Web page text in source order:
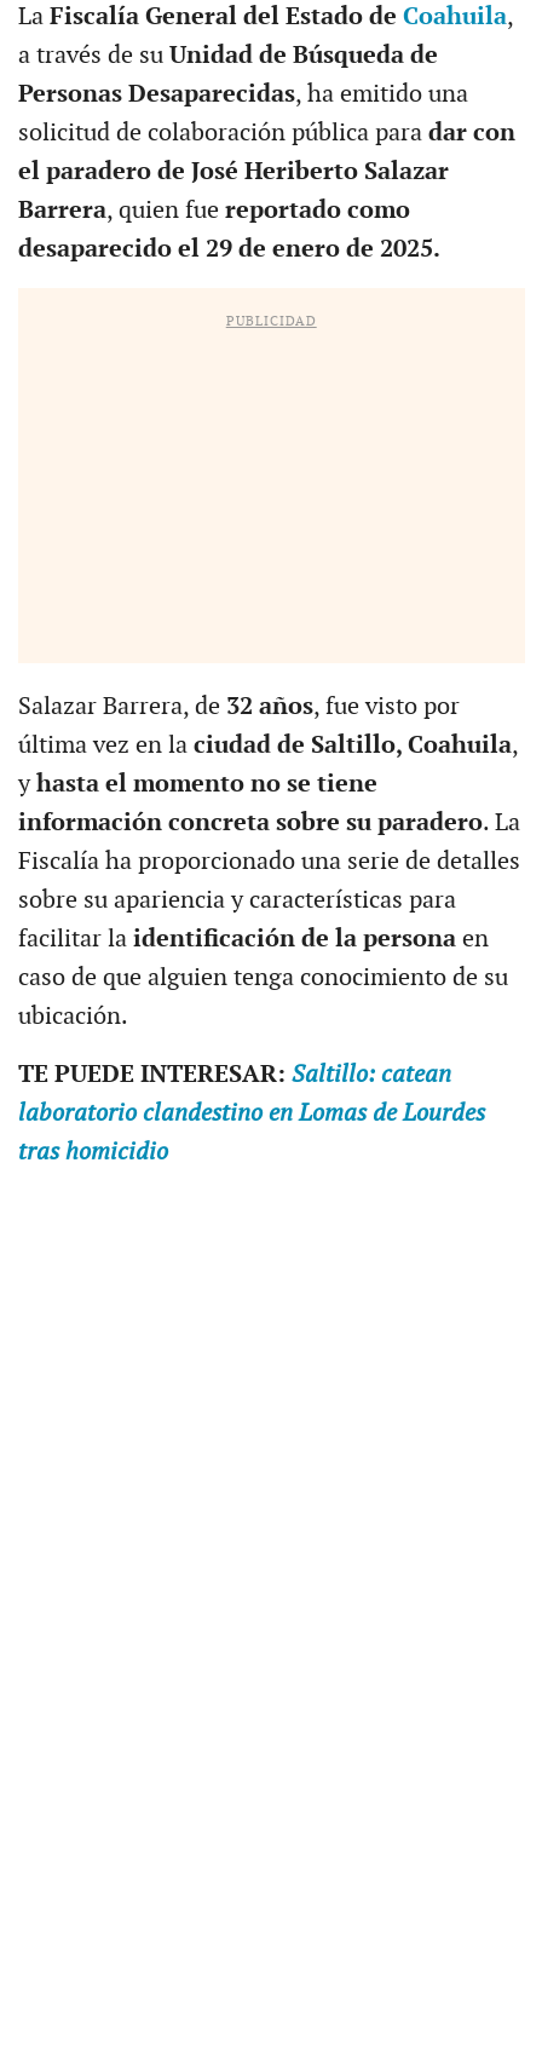
La Fiscalía General del Estado de Coahuila,
a través de su Unidad de Búsqueda de
Personas Desaparecidas, ha emitido una
solicitud de colaboración pública para dar con
el paradero de José Heriberto Salazar
Barrera, quien fue reportado como
desaparecido el 29 de enero de 2025.
PUBLICIDAD
Salazar Barrera, de 32 años, fue visto por
última vez en la ciudad de Saltillo, Coahuila,
yhasta el momento no se tiene
información concreta sobre su paradero. La
Fiscalía ha proporcionado una serie de detalles
sobre su apariencia y características para
facilitar la identificación de la personaen
caso de que alguien tenga conocimiento de su
ubicación.
TE PUEDE INTERESAR: Saltillo: catean
laboratorio clandestino en Lomas de Lourdes
tras homicidio